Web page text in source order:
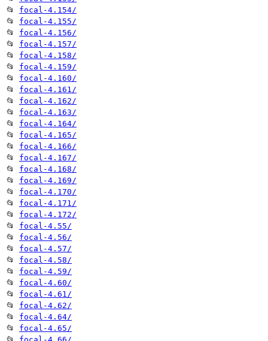
📂 focal-4.154/
📂 focal-4.155/
📂 focal-4.156/
📂 focal-4.157/
📂 focal-4.158/
📂 focal-4.159/
📂 focal-4.160/
📂 focal-4.161/
📂 focal-4.162/
📂 focal-4.163/
📂 focal-4.164/
📂 focal-4.165/
📂 focal-4.166/
📂 focal-4.167/
📂 focal-4.168/
📂 focal-4.169/
📂 focal-4.170/
📂 focal-4.171/
📂 focal-4.172/
📂 focal-4.55/
📂 focal-4.56/
📂 focal-4.57/
📂 focal-4.58/
📂 focal-4.59/
📂 focal-4.60/
📂 focal-4.61/
📂 focal-4.62/
📂 focal-4.64/
📂 focal-4.65/